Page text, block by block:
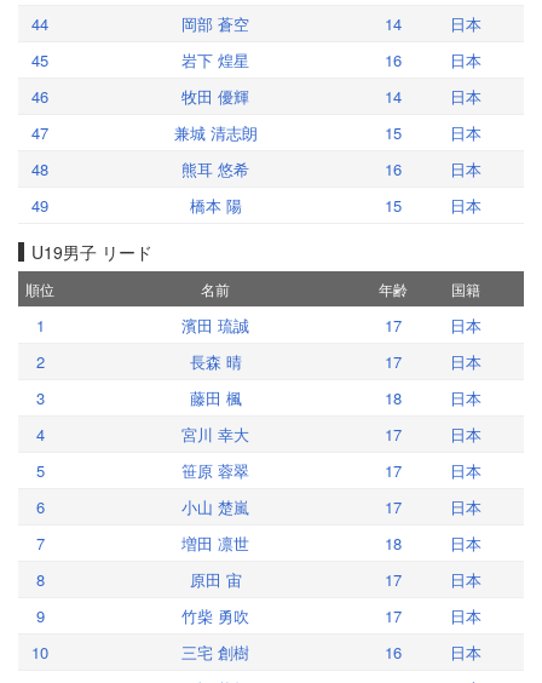
44
岡部 蒼空 14
日本
45
岩下 煌星 16
日本
46
牧田 優輝 14
日本
47
兼城 清志朗 15
日本
48
熊耳 悠希 16
日本
49
橋本 陽 15 日本
U19男子 リード
順位 名前 年齢 国籍
1 濱田 琉誠 17
日本
2
長森 晴 17
日本
3
藤田 楓 18
日本
4
宮川 幸大 17
日本
5
笹原 蓉翠 17
日本
6
小山 楚嵐 17
日本
7
増田 凛世 18
日本
8
原田 宙 17
日本
9
竹柴 勇吹 17
日本
10
三宅 創樹 16
日本